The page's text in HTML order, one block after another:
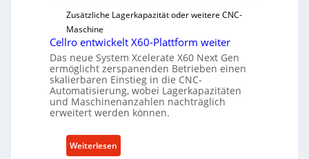
r
s
t
s
c
u
t
Zusätzliche Lagerkapazität oder weitere CNC-
Maschine
Cellro entwickelt X60-Plattform weiter
Das neue System Xcelerate X60 Next Gen
ermöglicht zerspanenden Betrieben einen
skalierbaren Einstieg in die CNC-
Automatisierung, wobei Lagerkapazitäten
und Maschinenanzahlen nachträglich
erweitert werden können.
Weiterlesen